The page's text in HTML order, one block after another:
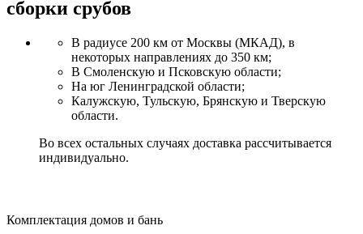
сборки срубов
В радиусе 200 км от Москвы (МКАД), в
некоторых направлениях до 350 км;
В Смоленскую и Псковскую области;
На юг Ленинградской области;
Калужскую, Тульскую, Брянскую и Тверскую
области.
Во всех остальных случаях доставка рассчитывается
индивидуально.
Комплектация домов и бань